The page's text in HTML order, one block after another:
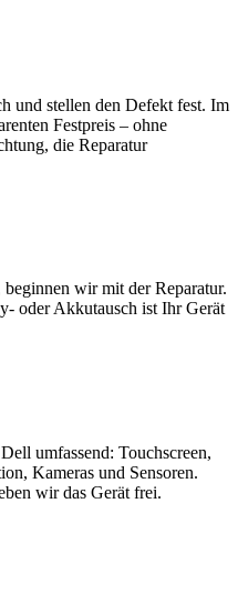
und stellen den Defekt fest. Im
Festpreis – ohne
die Reparatur
beginnen wir mit der Reparatur.
oder Akkutausch ist Ihr Gerät
umfassend: Touchscreen,
Kameras und Sensoren.
wir das Gerät frei.